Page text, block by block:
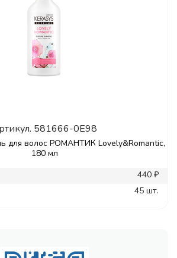
581666-0E98
для волос РОМАНТИК Lovely&Romantic,
180 мл
440 ₽
45 шт.